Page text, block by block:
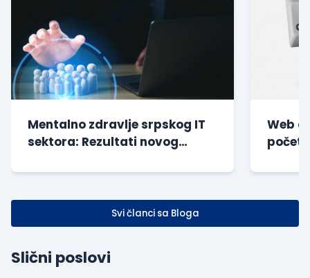
Mentalno zdravlje srpskog IT
sektora: Rezultati novog
Web
Svi članci sa Bloga
Slični poslovi